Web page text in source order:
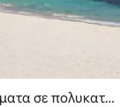
5, 98 κριτικές
σε πολυκατοι